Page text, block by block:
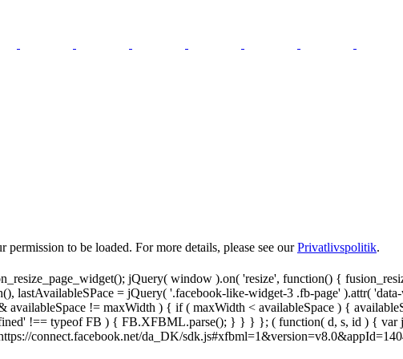
permission to be loaded. For more details, please see ourPrivatlivspolitik.
jQuery( window ).on( 'resize', function() {
lastAvailableSPace = jQuery( '.facebook-like-widget-3 .fb-page' ).attr(
availableSpace != maxWidth ) { if ( maxWidth < availableSpace ) {
!== typeof FB ) { FB.XFBML.parse(); } } } }; ( function( d, s, id ) {
connect.facebook.net/da_DK/